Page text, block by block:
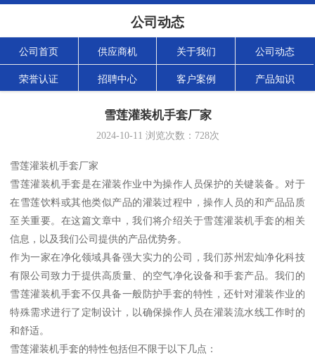
公司动态
公司首页 供应商机 关于我们 公司动态
荣誉认证 招聘中心 客户案例 产品知识
雪莲灌装机手套厂家
2024-10-11 浏览次数： 728次
雪莲灌装机手套厂家
雪莲灌装机手套是在灌装作业中为操作人员保护的关键装备。对于
在雪莲饮料或其他类似产品的灌装过程中，操作人员的和产品品质
至关重要。在这篇文章中，我们将介绍关于雪莲灌装机手套的相关
信息，以及我们公司提供的产品优势务。
作为一家在净化领域具备强大实力的公司，我们苏州宏灿净化科技
有限公司致力于提供高质量、的空气净化设备和手套产品。我们的
雪莲灌装机手套不仅具备一般防护手套的特性，还针对灌装作业的
特殊需求进行了定制设计，以确保操作人员在灌装流水线工作时的
和舒适。
雪莲灌装机手套的特性包括但不限于以下几点：